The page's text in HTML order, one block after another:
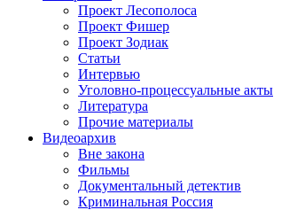
Проект Лесополоса
Проект Фишер
Проект Зодиак
Статьи
Интервью
Уголовно-процессуальные акты
Литература
Прочие материалы
Видеоархив
Вне закона
Фильмы
Документальный детектив
Криминальная Россия